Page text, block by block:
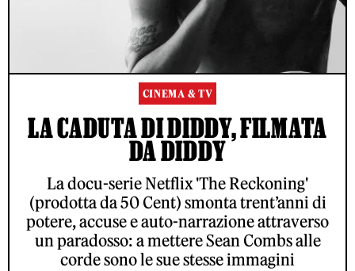
CINEMA & TV
LA CADUTA DI DIDDY, FILMATA
DA DIDDY
La docu-serie Netflix 'The Reckoning'
(prodotta da 50 Cent) smonta trent’anni di
potere, accuse e auto-narrazione attraverso
un paradosso: a mettere Sean Combs alle
corde sono le sue stesse immagini